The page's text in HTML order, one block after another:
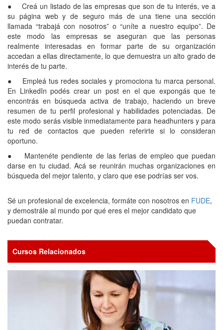
● Creá un listado de las empresas que son de tu interés, ve a
su página web y de seguro más de una tiene una sección
llamada “trabajá con nosotros” o “uníte a nuestro equipo”. De
este modo las empresas se aseguran que las personas
realmente interesadas en formar parte de su organización
accedan a ellas directamente, lo que demuestra un alto grado de
interés de tu parte.
● Empleá tus redes sociales y promociona tu marca personal.
En LinkedIn podés crear un post en el que expongás que te
encontrás en búsqueda activa de trabajo, haciendo un breve
resumen de tu perfil profesional y habilidades potenciadas. De
este modo serás visible inmediatamente para headhunters y para
tu red de contactos que pueden referirte si lo consideran
oportuno.
● Mantenéte pendiente de las ferias de empleo que puedan
darse en tu ciudad. Acá se reunirán muchas organizaciones en
búsqueda del mejor talento, y claro que ese podrías ser vos.
Sé un profesional de excelencia, formáte con nosotros en FUDE,
y demostrále al mundo por qué eres el mejor candidato que
puedan contratar.
Cursos Relacionados